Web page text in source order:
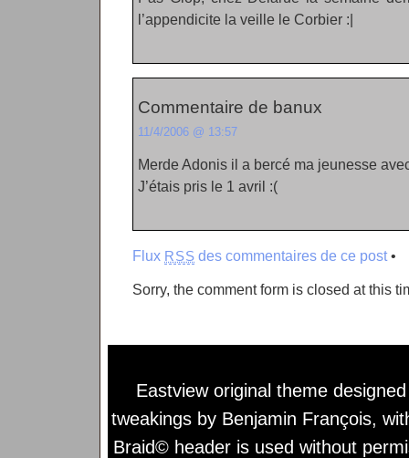
l’appendicite la veille le Corbier :|
Commentaire de banux
11/4/2006 @ 13:57
Merde Adonis il a bercé ma jeunesse
J’étais pris le 1 avril :(
Flux RSS des commentaires de ce post•
Sorry, the comment form is closed at this
Eastview original theme
tweakings by Benjamin François,
Braid© header is used without